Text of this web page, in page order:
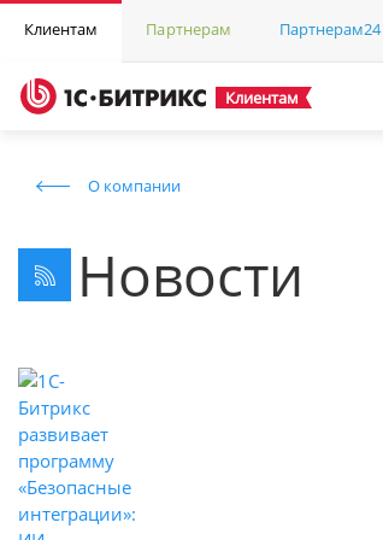
Клиентам Партнерам Партнерам24
Клиентам
О компании
Новости